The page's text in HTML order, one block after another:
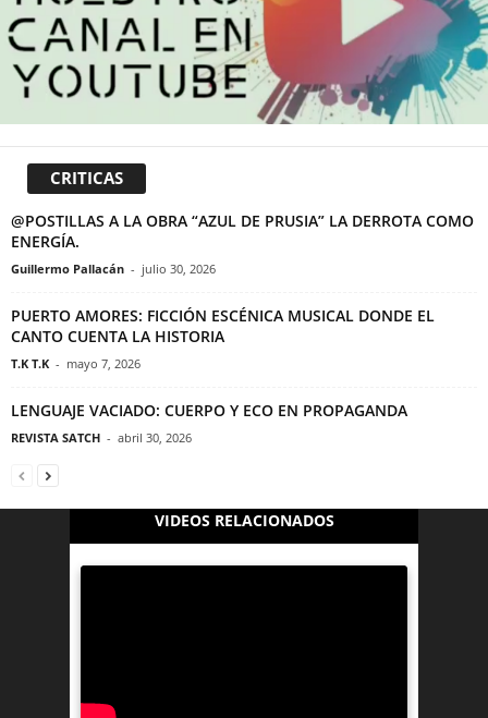
CRITICAS
@POSTILLAS A LA OBRA “AZUL DE PRUSIA” LA DERROTA COMO
ENERGÍA.
Guillermo Pallacán - julio 30, 2026
PUERTO AMORES: FICCIÓN ESCÉNICA MUSICAL DONDE EL
CANTO CUENTA LA HISTORIA
T.K T.K - mayo 7, 2026
LENGUAJE VACIADO: CUERPO Y ECO EN PROPAGANDA
REVISTA SATCH - abril 30, 2026
VIDEOS RELACIONADOS